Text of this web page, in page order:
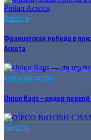
Новости
Французская победа в
Аскота
Коннозаводство
Union Rags — лидер первой
Новости